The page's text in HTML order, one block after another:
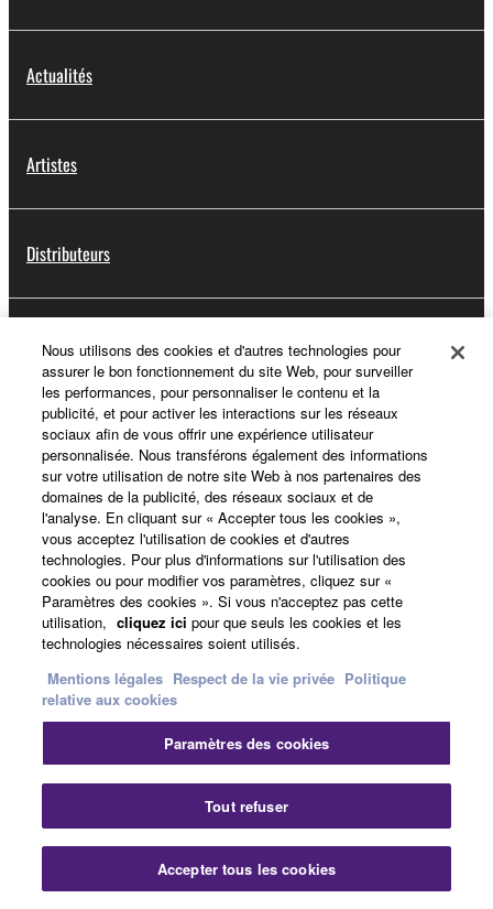
Actualités
Artistes
Distributeurs
Support
Yamaha Music ID - Enregistrement
A propos de Yamaha
France - French
Professionnel
Nous contacter
Conditions d'utilisation
Respect de la vie privée
Nous utilisons des cookies et d'autres technologies pour
assurer le bon fonctionnement du site Web, pour surveiller
les performances, pour personnaliser le contenu et la
publicité, et pour activer les interactions sur les réseaux
sociaux afin de vous offrir une expérience utilisateur
personnalisée. Nous transférons également des informations
sur votre utilisation de notre site Web à nos partenaires des
domaines de la publicité, des réseaux sociaux et de
l'analyse. En cliquant sur « Accepter tous les cookies »,
vous acceptez l'utilisation de cookies et d'autres
technologies. Pour plus d'informations sur l'utilisation des
cookies ou pour modifier vos paramètres, cliquez sur «
Paramètres des cookies ». Si vous n'acceptez pas cette
utilisation, cliquez ici pour que seuls les cookies et les
technologies nécessaires soient utilisés.
Mentions légales Respect de la vie privée Politique
relative aux cookies
Paramètres des cookies
Tout refuser
Accepter tous les cookies